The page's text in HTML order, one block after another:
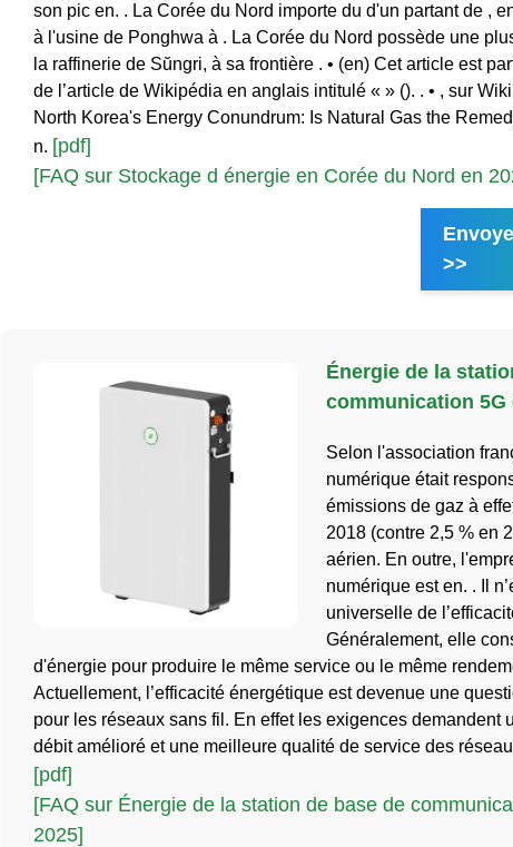
son pic en. . La Corée du Nord importe du d'un partant de ,
à l'usine de Ponghwa à . La Corée du Nord possède une
la raffinerie de Sŭngri, à sa frontière . • (en) Cet article est
de l’article de Wikipédia en anglais intitulé « » (). . • , sur
North Korea's Energy Conundrum: Is Natural Gas the
n. [pdf]
[FAQ sur Stockage d énergie en Corée du Nord en
>>
Énergie de la
communication 5G
Selon l'association
numérique était
émissions de gaz à
2018 (contre 2,5 % en
aérien. En outre,
numérique est en. . Il
universelle de
Généralement, elle
d'énergie pour produire le même service ou le même
Actuellement, l’efficacité énergétique est devenue une
pour les réseaux sans fil. En effet les exigences demandent
débit amélioré et une meilleure qualité de service des
[pdf]
[FAQ sur Énergie de la station de base de
2025]